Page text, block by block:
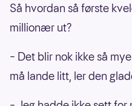
Så hvordan så første
millionær ut?
– Det blir nok ikke så
må lande litt, ler den